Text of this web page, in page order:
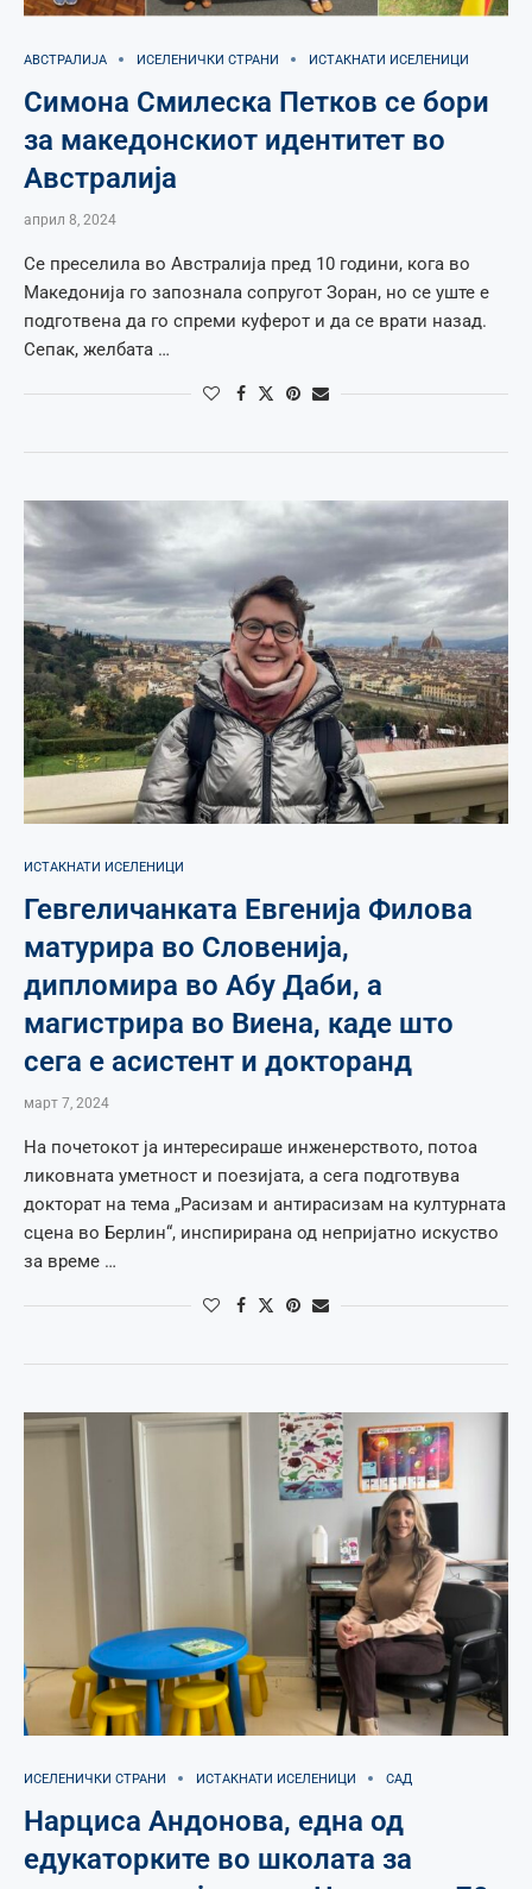
АВСТРАЛИЈА ИСЕЛЕНИЧКИ СТРАНИ ИСТАКНАТИ ИСЕЛЕНИЦИ
Симона Смилеска Петков се бори
за македонскиот идентитет во
Австралија
април 8, 2024
Се преселила во Австралија пред 10 години, кога во
Македонија го запознала сопругот Зоран, но се уште е
подготвена да го спреми куферот и да се врати назад.
Сепак, желбата …
ИСТАКНАТИ ИСЕЛЕНИЦИ
Гевгеличанката Евгенија Филова
матурира во Словенија,
дипломира во Абу Даби, а
магистрира во Виена, каде што
сега е асистент и докторанд
март 7, 2024
На почетокот ја интересираше инженерството, потоа
ликовната уметност и поезијата, а сега подготвува
докторат на тема „Расизам и антирасизам на културната
сцена во Берлин“, инспирирана од непријатно искуство
за време …
ИСЕЛЕНИЧКИ СТРАНИ ИСТАКНАТИ ИСЕЛЕНИЦИ САД
Нарциса Андонова, една од
едукаторките во школата за